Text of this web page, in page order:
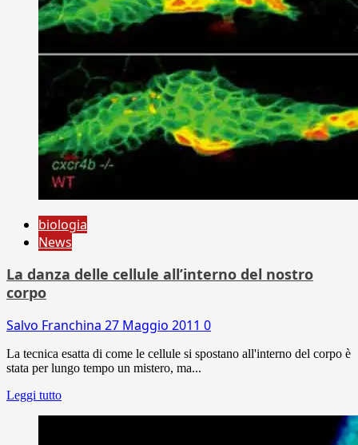
biologia
News
La danza delle cellule all’interno del nostro
corpo
Salvo Franchina 27 Maggio 2011 0
La tecnica esatta di come le cellule si spostano all'interno del corpo è
stata per lungo tempo un mistero, ma...
Leggi tutto